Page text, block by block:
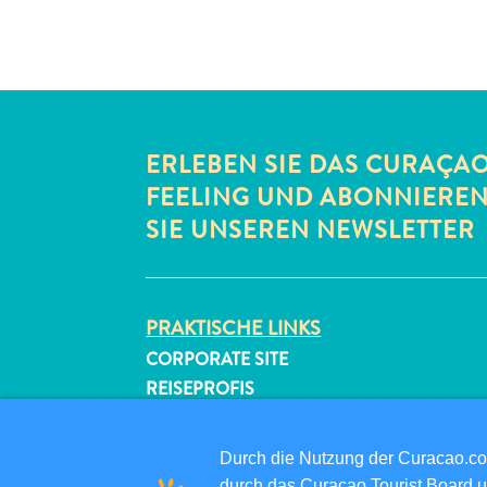
ERLEBEN SIE DAS
FEELING UND
SIE UNSEREN NEWSLETTER
PRAKTISCHE LINKS
CORPORATE SITE
REISEPROFIS
IHR EVENT EINREICHEN
Durch die Nutzung der